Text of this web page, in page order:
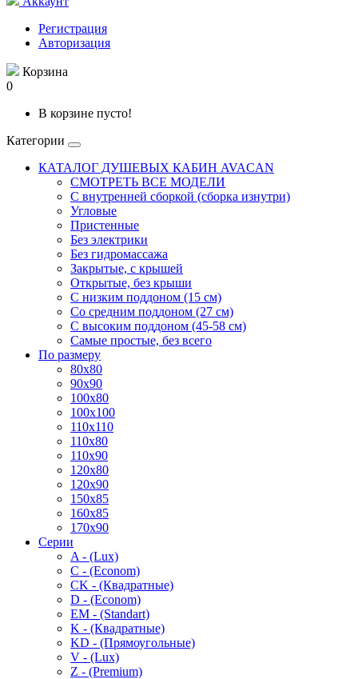
Регистрация
Авторизация
Корзина
0
В корзине пусто!
Категории
КАТАЛОГ ДУШЕВЫХ КАБИН AVACAN
СМОТРЕТЬ ВСЕ МОДЕЛИ
С внутренней сборкой (сборка изнутри)
Угловые
Пристенные
Без электрики
Без гидромассажа
Закрытые, с крышей
Открытые, без крыши
С низким поддоном (15 см)
Со средним поддоном (27 см)
С высоким поддоном (45-58 см)
Самые простые, без всего
По размеру
80x80
90x90
100x80
100x100
110x110
110x80
110x90
120x80
120x90
150x85
160x85
170x90
Серии
A - (Lux)
C - (Econom)
CK - (Квадратные)
D - (Econom)
EM - (Standart)
K - (Квадратные)
KD - (Прямоугольные)
V - (Lux)
Z - (Premium)